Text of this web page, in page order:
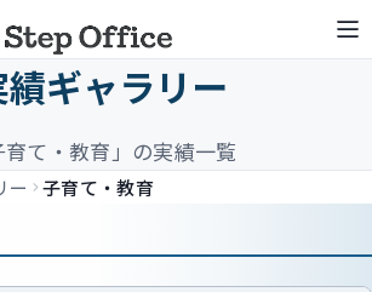
績ギャラリー
育て・教育」の実績一覧
ー 子育て・教育